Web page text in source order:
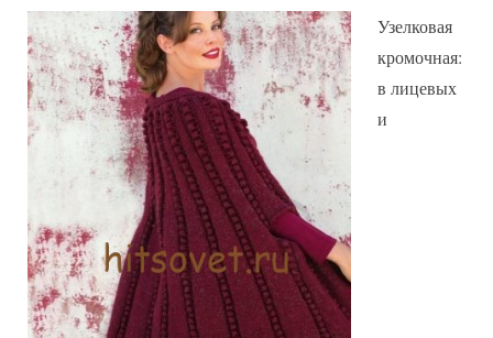
Узелковая
кромочная:
в лицевых
и